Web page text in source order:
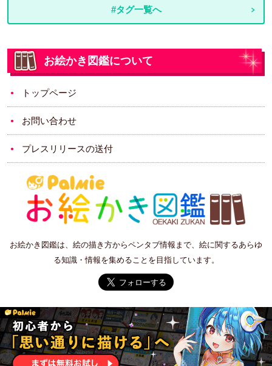
#タグ一覧へ
お絵かき図鑑について
トップページ
お問い合わせ
プレスリリースの送付
お絵かき図鑑は、絵の描き方からペンタブ情報まで、絵に関するあらゆ
る知識・情報を集めることを目指しています。